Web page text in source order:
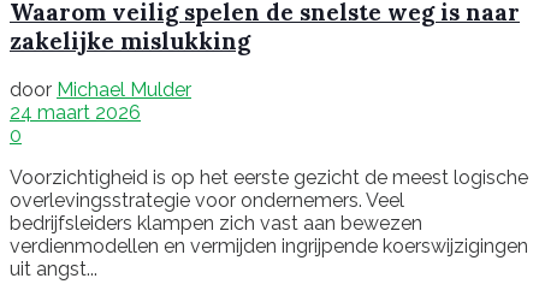
Waarom veilig spelen de snelste weg is naar
zakelijke mislukking
door Michael Mulder
24 maart 2026
0
Voorzichtigheid is op het eerste gezicht de meest logische
overlevingsstrategie voor ondernemers. Veel
bedrijfsleiders klampen zich vast aan bewezen
verdienmodellen en vermijden ingrijpende koerswijzigingen
uit angst...